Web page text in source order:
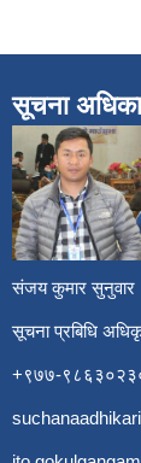
सूचना
संजय कुमार सुनुवार
सूचना प्रबिधि
+९७७-